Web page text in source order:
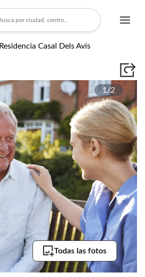
Residencia Casal Dels Avis
1/2
Todas las fotos